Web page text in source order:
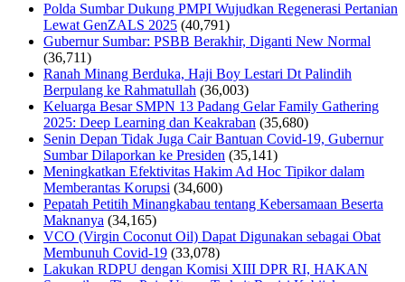
Polda Sumbar Dukung PMPI Wujudkan Regenerasi Pertanian
Lewat GenZALS 2025 (40,791)
Gubernur Sumbar: PSBB Berakhir, Diganti New Normal
(36,711)
Ranah Minang Berduka, Haji Boy Lestari Dt Palindih
Berpulang ke Rahmatullah (36,003)
Keluarga Besar SMPN 13 Padang Gelar Family Gathering
2025: Deep Learning dan Keakraban (35,680)
Senin Depan Tidak Juga Cair Bantuan Covid-19, Gubernur
Sumbar Dilaporkan ke Presiden (35,141)
Meningkatkan Efektivitas Hakim Ad Hoc Tipikor dalam
Memberantas Korupsi (34,600)
Pepatah Petitih Minangkabau tentang Kebersamaan Beserta
Maknanya (34,165)
VCO (Virgin Coconut Oil) Dapat Digunakan sebagai Obat
Membunuh Covid-19 (33,078)
Lakukan RDPU dengan Komisi XIII DPR RI, HAKAN